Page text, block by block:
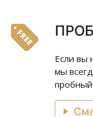
Если вы
мы
пробный